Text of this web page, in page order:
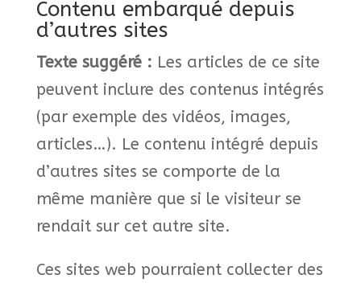
Contenu embarqué depuis
d’autres sites
Texte suggéré : Les articles de ce site
peuvent inclure des contenus intégrés
(par exemple des vidéos, images,
articles…). Le contenu intégré depuis
d’autres sites se comporte de la
même manière que si le visiteur se
rendait sur cet autre site.
Ces sites web pourraient collecter des